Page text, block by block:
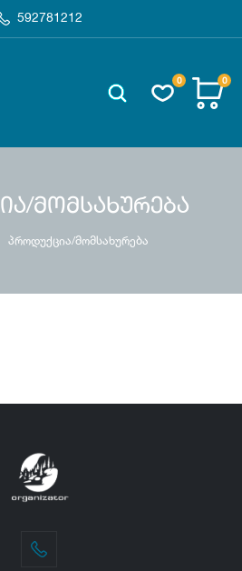
592781212
0 0
მომსახურება
პროდუქცია/მომსახურება